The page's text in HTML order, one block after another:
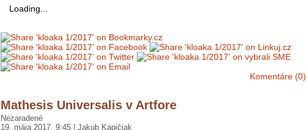
Loading...
Komentáre (0)
Mathesis Universalis v Artfore
Nezaradené
19. mája 2017, 9:45 | Jakub Kapičiak